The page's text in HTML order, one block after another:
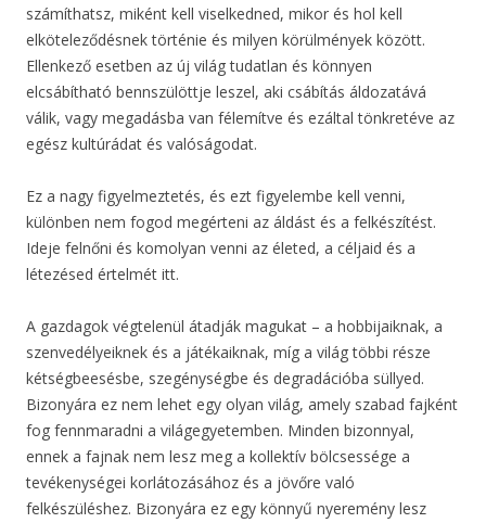
számíthatsz, miként kell viselkedned, mikor és hol kell
elköteleződésnek történie és milyen körülmények között.
Ellenkező esetben az új világ tudatlan és könnyen
elcsábítható bennszülöttje leszel, aki csábítás áldozatává
válik, vagy megadásba van félemítve és ezáltal tönkretéve az
egész kultúrádat és valóságodat.
Ez a nagy figyelmeztetés, és ezt figyelembe kell venni,
különben nem fogod megérteni az áldást és a felkészítést.
Ideje felnőni és komolyan venni az életed, a céljaid és a
létezésed értelmét itt.
A gazdagok végtelenül átadják magukat – a hobbijaiknak, a
szenvedélyeiknek és a játékaiknak, míg a világ többi része
kétségbeesésbe, szegénységbe és degradációba süllyed.
Bizonyára ez nem lehet egy olyan világ, amely szabad fajként
fog fennmaradni a világegyetemben. Minden bizonnyal,
ennek a fajnak nem lesz meg a kollektív bölcsessége a
tevékenységei korlátozásához és a jövőre való
felkészüléshez. Bizonyára ez egy könnyű nyeremény lesz